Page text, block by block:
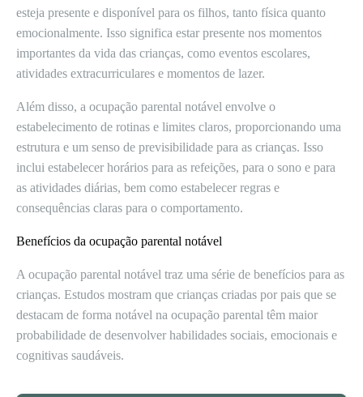
esteja presente e disponível para os filhos, tanto física quanto
emocionalmente. Isso significa estar presente nos momentos
importantes da vida das crianças, como eventos escolares,
atividades extracurriculares e momentos de lazer.
Além disso, a ocupação parental notável envolve o
estabelecimento de rotinas e limites claros, proporcionando uma
estrutura e um senso de previsibilidade para as crianças. Isso
inclui estabelecer horários para as refeições, para o sono e para
as atividades diárias, bem como estabelecer regras e
consequências claras para o comportamento.
Benefícios da ocupação parental notável
A ocupação parental notável traz uma série de benefícios para as
crianças. Estudos mostram que crianças criadas por pais que se
destacam de forma notável na ocupação parental têm maior
probabilidade de desenvolver habilidades sociais, emocionais e
cognitivas saudáveis.